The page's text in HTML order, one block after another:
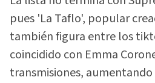
pues 'La Taflo', popular
también figura entre los
coincidido con Emma
transmisiones,